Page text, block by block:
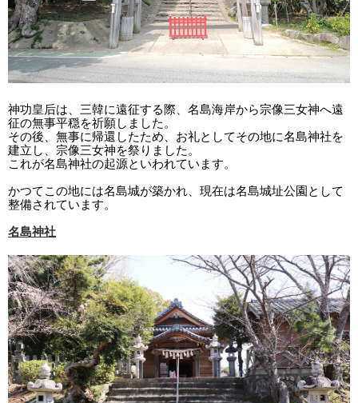
神功皇后は、三韓に遠征する際、名島海岸から宗像三女神へ遠
征の無事平穏を祈願しました。
その後、無事に帰還したため、お礼としてその地に名島神社を
建立し、宗像三女神を祭りました。
これが名島神社の起源といわれています。
かつてこの地には名島城が築かれ、現在は名島城址公園として
整備されています。
名島神社